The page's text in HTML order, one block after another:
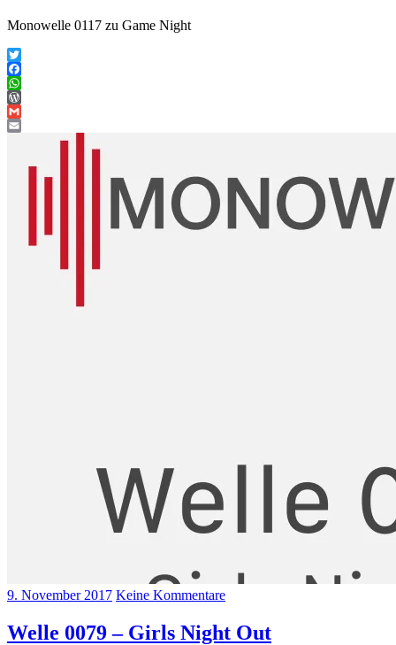
Monowelle 0117 zu Game Night
Twitter
Facebook
WhatsApp
WordPress
Gmail
9. November 2017 Keine Kommentare
Welle 0079 – Girls Night Out